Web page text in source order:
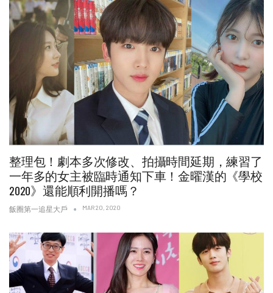
整理包！劇本多次修改、拍攝時間延期，練習了
一年多的女主被臨時通知下車！金曜漢的《學校
2020》還能順利開播嗎？
飯圈第一追星大戶 MAR 20, 2020